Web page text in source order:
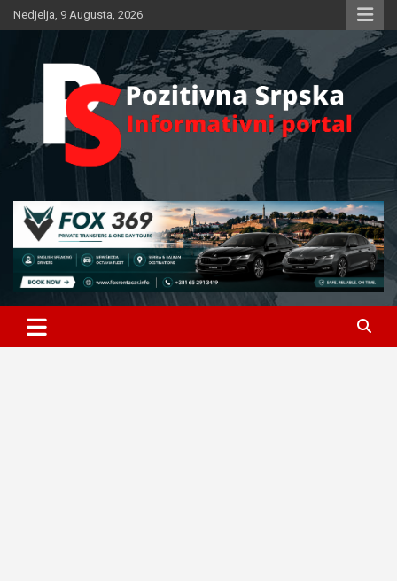
Skip
to
Nedjelja, 9 Augusta, 2026
Pozitivna Srpska